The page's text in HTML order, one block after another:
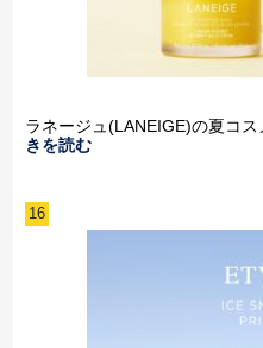
ラネージュ(LANEIGE)の夏コ
きを読む
16